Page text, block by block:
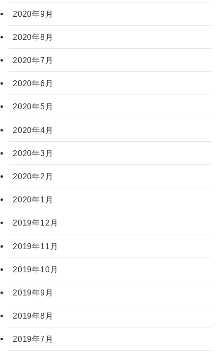
2020年9月
2020年8月
2020年7月
2020年6月
2020年5月
2020年4月
2020年3月
2020年2月
2020年1月
2019年12月
2019年11月
2019年10月
2019年9月
2019年8月
2019年7月